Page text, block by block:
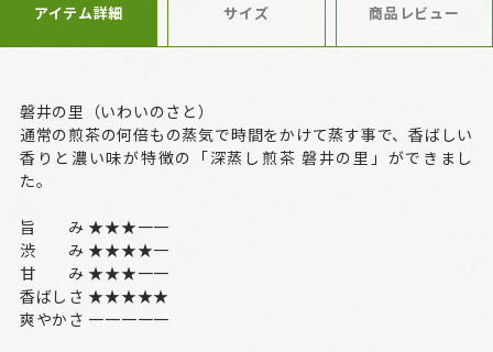
アイテム詳細 サイズ 商品レビュー
磐井の里（いわいのさと）
通常の煎茶の何倍もの蒸気で時間をかけて蒸す事で、香ばしい
香りと濃い味が特徴の「深蒸し煎茶 磐井の里」ができまし
た。
旨 み ★★★一一
渋 み ★★★★一
甘 み ★★★一一
香ばしさ ★★★★★
爽やかさ 一一一一一